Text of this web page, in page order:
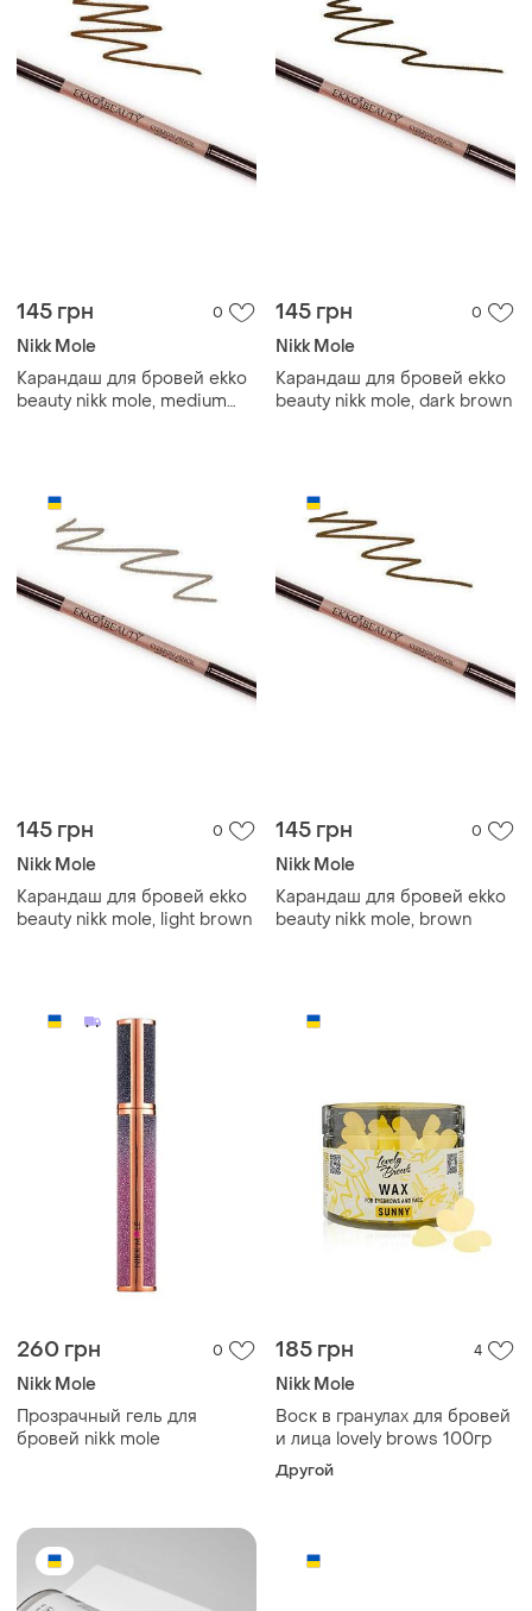
145 грн 0
Nikk Mole
Карандаш для бровей ekko
beauty nikk mole, medium
145 грн 0
Nikk Mole
Карандаш для бровей ekko
beauty nikk mole, dark brown
145 грн 0
Nikk Mole
Карандаш для бровей ekko
beauty nikk mole, light brown
145 грн 0
Nikk Mole
Карандаш для бровей ekko
beauty nikk mole, brown
260 грн 0
Nikk Mole
Прозрачный гель для
бровей nikk mole
185 грн 4
Nikk Mole
Воск в гранулах для бровей
и лица lovely brows 100гр
Другой